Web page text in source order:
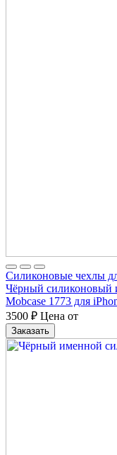
Силиконовые чехлы
Чёрный силиконовый
Mobcase 1773 для
3500 ₽ Цена от
Заказать